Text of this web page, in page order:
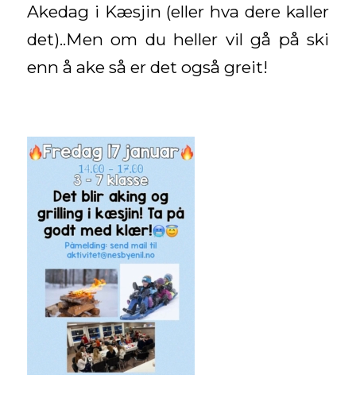
Akedag i Kæsjin (eller hva dere kaller
det)..Men om du heller vil gå på ski
enn å ake så er det også greit!